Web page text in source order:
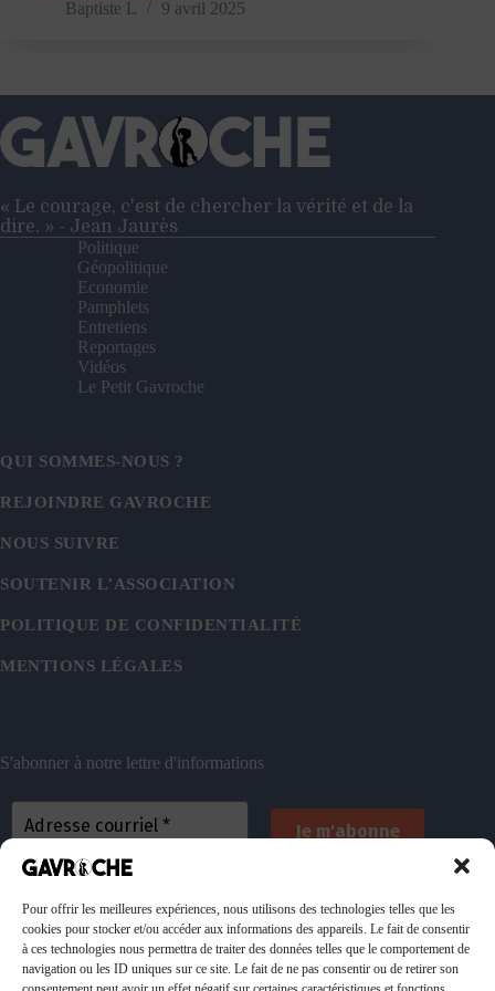
Pour offrir les meilleures expériences, nous utilisons des technologies telles que les
cookies pour stocker et/ou accéder aux informations des appareils. Le fait de consentir
à ces technologies nous permettra de traiter des données telles que le comportement de
navigation ou les ID uniques sur ce site. Le fait de ne pas consentir ou de retirer son
l’État
Baptiste L 9 avril 2025
« Le courage, c'est de chercher la vérité et de la
dire. » - Jean Jaurès
Politique
Géopolitique
Economie
Pamphlets
Entretiens
Reportages
Vidéos
Le Petit Gavroche
QUI SOMMES-NOUS ?
REJOINDRE GAVROCHE
NOUS SUIVRE
SOUTENIR L’ASSOCIATION
POLITIQUE DE CONFIDENTIALITÉ
MENTIONS LÉGALES
S'abonner à notre lettre d'informations
emails. Vous pouvez vous désinscrire à tout
moment. Consulteznotre politique de confidentialité
pour plus d’informations.